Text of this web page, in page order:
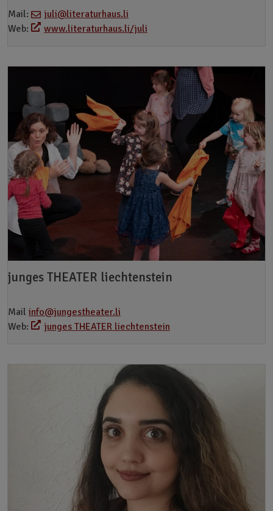
Mail:
juli@literaturhaus.li
Web:
www.literaturhaus.li/juli
junges THEATER liechtenstein
Mail info@jungestheater.li
Web:
junges THEATER liechtenstein